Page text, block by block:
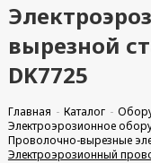
вырезной
DK7725
Главная Каталог
Электроэрозионное
Проволочно-вырезные
Электроэрозионный